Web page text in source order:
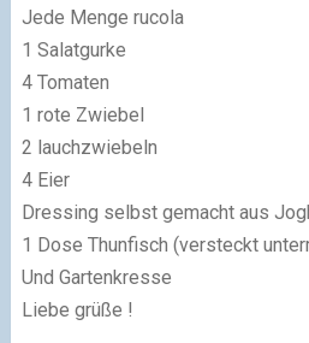
Jede Menge rucola
1 Salatgurke
4 Tomaten
1 rote Zwiebel
2 lauchzwiebeln
4 Eier
Dressing selbst gemacht aus
1 Dose Thunfisch (versteckt
Und Gartenkresse
Liebe grüße !